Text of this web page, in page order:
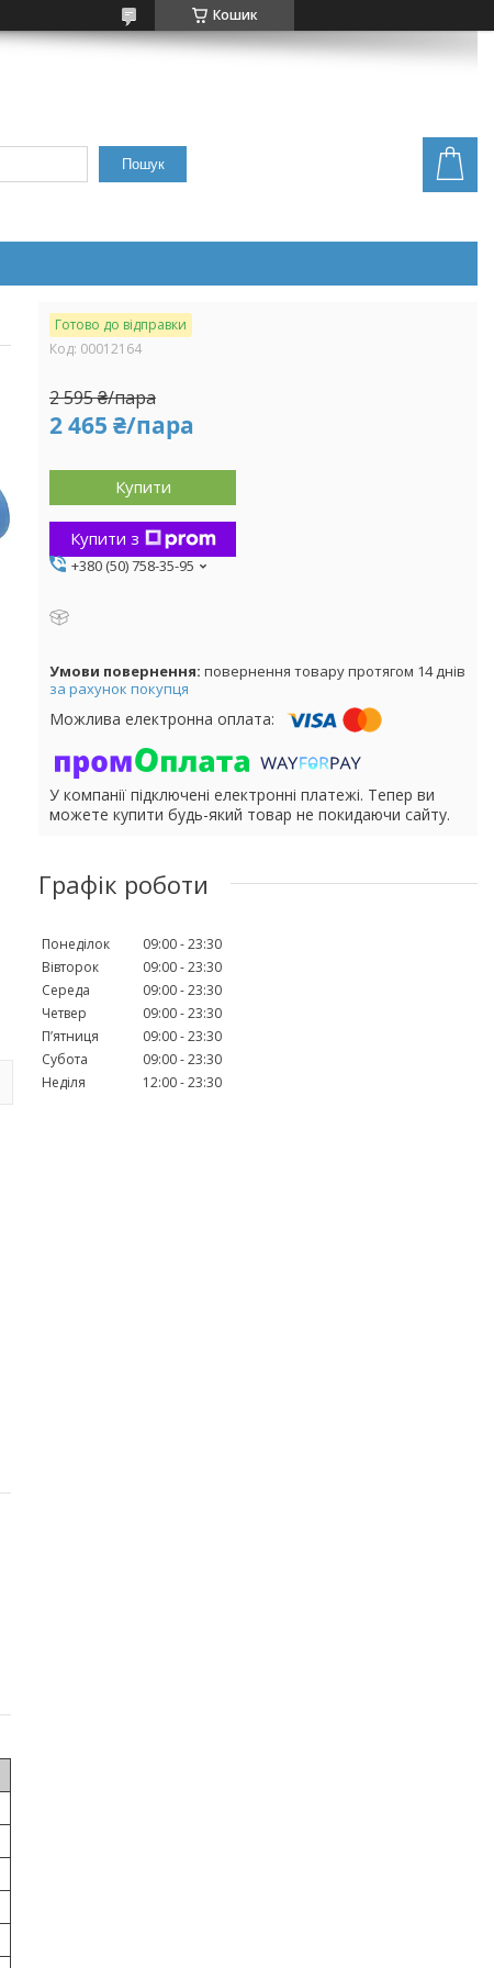
Кошик
Пошук
Готово до відправки
Код: 00012164
2 595 ₴/пара
2 465 ₴/пара
Купити
Купити з
+380 (50) 758-35-95
повернення товару протягом 14 днів
за рахунок покупця
У компанії підключені електронні платежі. Тепер ви
можете купити будь-який товар не покидаючи сайту.
Графік роботи
Понеділок 09:00 23:30
Вівторок
09:00 23:30
Середа
09:00 23:30
Четвер
09:00 23:30
Пʼятниця
09:00 23:30
Субота
09:00 23:30
Неділя
12:00 23:30